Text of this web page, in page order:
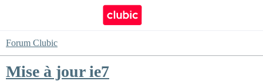
Forum Clubic
Mise à jour ie7